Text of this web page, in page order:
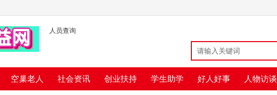
人员查询
空巢老人 社会资讯 创业扶持 学生助学 好人好事 人物访谈